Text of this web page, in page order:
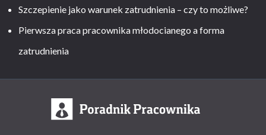
Szczepienie jako warunek zatrudnienia – czy to możliwe?
Pierwsza praca pracownika młodocianego a forma
zatrudnienia